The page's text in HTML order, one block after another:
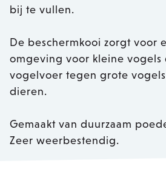
bij te vullen.
De beschermkooi zorgt voor
omgeving voor kleine vogels
vogelvoer tegen grote
dieren.
Gemaakt van duurzaam
Zeer weerbestendig.